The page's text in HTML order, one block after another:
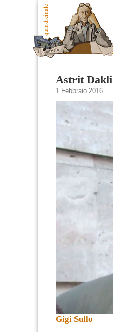
Astrit Dakli
1 Febbraio 2016
Gigi Sullo